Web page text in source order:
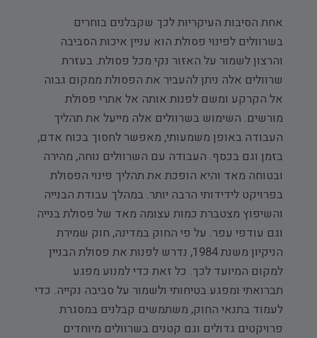
אחת הסיבות העיקריות לכך שקבלנים בוחרים
בשרוולים לפינוי פסולת הוא עניין איכות הסביבה
והרצון לשמור על האזור נקי מכל פסולת. בעזרת
שרוולים אלה ניתן להעביר את הפסולת ממקום גבוה
אל הקרקע ומשם לפנות אותה אל אתרי פסולת
מורשים. השימוש בשרוולים אלה מייעל את תהליך
העבודה באופן משמעותי, מאפשר לחסוך בכוח אדם,
בזמן וגם בכסף. העבודה עם השרוולים נוחה, מהירה
ובטוחה מאד והיא הופכת את תהליך פינוי הפסולת
בפרויקט לידידותי הרבה יותר. במהלך עבודת הבנייה
והשיפוץ מצטברת כמות עצומה מאד של פסולת בנייה
וגם עודפי עפר. על פי החוק במדינה, חוק שמירת
הניקיון משנת 1984, נדרש לפנות את פסולת הבניין
למקום המיועד לכך. כל זאת כדי למנוע מפגע
תברואתי ומפגע בטיחותי ולשמור על סביבה נקייה. כדי
לעמוד בתנאי החוק, משתמשים קבלנים במסגרת
פרויקטים גדולים וגם קטנים בשרוולים מיוחדים